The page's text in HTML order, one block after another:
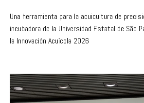
Una herramienta para la acuicultura de
incubadora de la Universidad Estatal de São
la Innovación Acuícola 2026